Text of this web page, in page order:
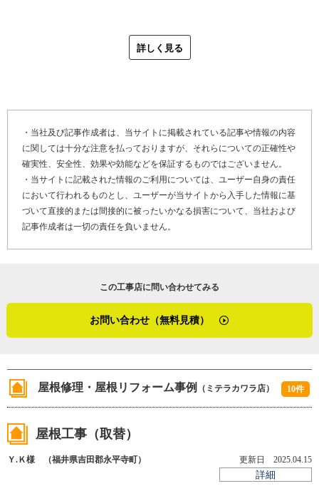
広い技術と瓦葺きの奥の深さを実感しました。もっともっ
と皆に認められる技術を身に付けたいと強く思うようにな
辺りの親方勢が持つ瓦葺きの技術は越前瓦向けが多いで
す。僕の中だけで技術が止まってしまってはいけないと、
この頃から考えるようになりました。父が病気になって、
自分を鼓舞したかったのもあったかもしれませんね」
止めにしていきます。災害のあと、マスコミが取り上げる
崩れた瓦は、昔の練った土に瓦を置いているだけの土葺き
た。住宅の廊下の上にあたる面積の狭い銅板屋根の上に、
瓦を葺いたそうです。
「お客さまに依頼された、かなり特殊な屋根修理の例です
ね。棟（※2）の銅板が傷んでいて、いずれ穴が開くだろう
という状態でした。銅板の上に桟木を打ってから防水シー
トを敷き、再度桟木を打ってその上に瓦を葺いていきまし
の古い家はすごくしっかり建てられているので、このやり
方ができるんです。コロニアルを使っている家だと家の柱
が細いので、こういった施工は難しいかもしれません」
※2 棟・・・屋根が交差して山型に稜線になったその部
分。または、屋根の頂上にある水平な部位
が、ミテラカワラ店の強みです。個人でやっているからに
は、お客さまにフットワークの軽さと細やかな配慮を感じ
の不具合は、雨漏りになったり瓦が落下してきたりして初
めて気が付くもので、その時点ですでに大惨事になってい
る事例も少なくありません。こまめな点検やケアが屋根を
長持ちさせるコツです。金額の負担も軽くなるので、何十
年も点検してないというお客さま、気軽にお問い合わせく
ださい」
聞いているうちに、瓦葺き、接客、仕事に関するあらゆる
そのものを謳歌しているひとりの職人の様子を、目の当た
（2021年2月取材）
詳しく見る
・当社及び記事作成者は、当サイトに掲載されている記事や情報の内容
に関しては十分な注意を払っておりますが、それらについての正確性や
確実性、安全性、効果や効能などを保証するものではございません。
・当サイトに記載された情報のご利用については、ユーザー自身の責任
において行われるものとし、ユーザーが当サイトから入手した情報に基
づいて直接的または間接的に被ったいかなる損害について、当社および
記事作成者は一切の責任を負いません。
この工事店に問い合わせてみる
お問い合わせ（無料見積）
屋根修理・屋根リフォーム事例 （ミテラカワラ店） 10件
屋根工事（取替）
Ｙ.Ｋ様 （福井県吉田郡永平寺町） 更新日 2025.04.15
詳細